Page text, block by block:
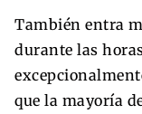
También entra
durante las
que la mayoría